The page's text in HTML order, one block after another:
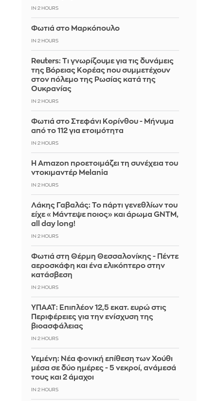
IN 2 HOURS
Φωτιά στο Μαρκόπουλο
IN 2 HOURS
Reuters: Τι γνωρίζουμε για τις δυνάμεις
της Βόρειας Κορέας που συμμετέχουν
στον πόλεμο της Ρωσίας κατά της
Ουκρανίας
IN 2 HOURS
Φωτιά στο Στεφάνι Κορίνθου - Μήνυμα
από το 112 για ετοιμότητα
IN 2 HOURS
Η Amazon προετοιμάζει τη συνέχεια του
ντοκιμαντέρ Melania
IN 2 HOURS
Λάκης Γαβαλάς: Το πάρτι γενεθλίων του
είχε «Μάντεψε ποιος» και άρωμα GNTM,
all day long!
IN 2 HOURS
Φωτιά στη Θέρμη Θεσσαλονίκης - Πέντε
αεροσκάφη και ένα ελικόπτερο στην
κατάσβεση
IN 2 HOURS
ΥΠΑΑΤ: Επιπλέον 12,5 εκατ. ευρώ στις
Περιφέρειες για την ενίσχυση της
βιοασφάλειας
IN 2 HOURS
Υεμένη: Νέα φονική επίθεση των Χούθι
μέσα σε δύο ημέρες - 5 νεκροί, ανάμεσά
τους και 2 άμαχοι
IN 2 HOURS